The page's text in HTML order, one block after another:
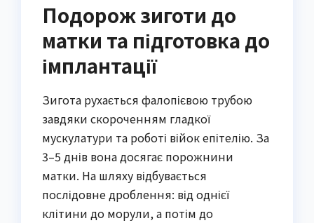
Подорож зиготи до
матки та підготовка до
імплантації
Зигота рухається фалопієвою трубою
завдяки скороченням гладкої
мускулатури та роботі війок епітелію. За
3–5 днів вона досягає порожнини
матки. На шляху відбувається
послідовне дроблення: від однієї
клітини до морули, а потім до